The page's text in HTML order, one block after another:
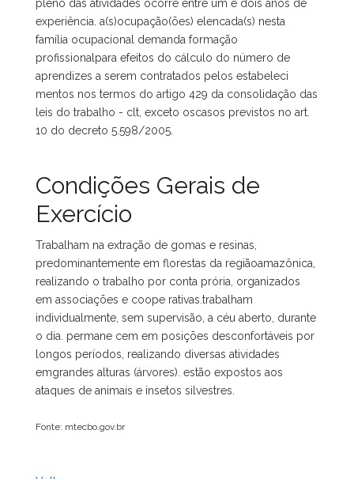
pleno das atividades ocorre entre um e dois anos de
experiência. a(s)ocupação(ões) elencada(s) nesta
família ocupacional demanda formação
profissionalpara efeitos do cálculo do número de
aprendizes a serem contratados pelos estabeleci
mentos nos termos do artigo 429 da consolidação das
leis do trabalho - clt, exceto oscasos previstos no art.
10 do decreto 5.598/2005.
Condições Gerais de
Exercício
Trabalham na extração de gomas e resinas,
predominantemente em florestas da regiãoamazônica,
realizando o trabalho por conta prória, organizados
em associações e coope rativas.trabalham
individualmente, sem supervisão, a céu aberto, durante
o dia. permane cem em posições desconfortáveis por
longos períodos, realizando diversas atividades
emgrandes alturas (árvores). estão expostos aos
ataques de animais e insetos silvestres.
Fonte: mtecbo.gov.br